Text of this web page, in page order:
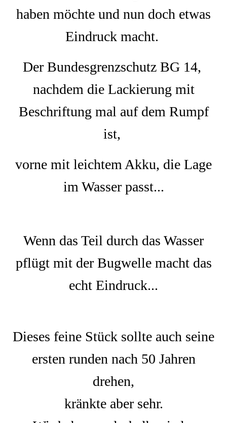
haben möchte und nun doch etwas
Eindruck macht.
Der Bundesgrenzschutz BG 14,
nachdem die Lackierung mit
Beschriftung mal auf dem Rumpf
ist,
vorne mit leichtem Akku, die Lage
im Wasser passt...
Wenn das Teil durch das Wasser
pflügt mit der Bugwelle macht das
echt Eindruck...
Dieses feine Stück sollte auch seine
ersten runden nach 50 Jahren
drehen,
kränkte aber sehr.